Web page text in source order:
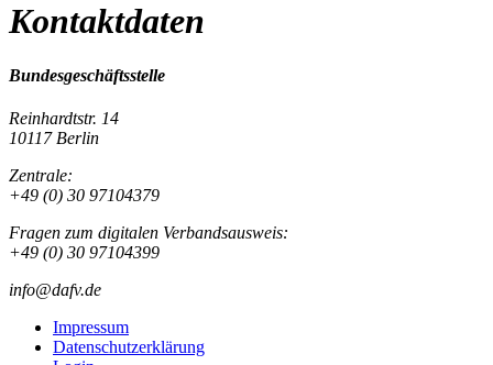
Kontaktdaten
Bundesgeschäftsstelle
Reinhardtstr. 14
10117 Berlin
Zentrale:
+49 (0) 30 97104379
Fragen zum digitalen Verbandsausweis:
+49 (0) 30 97104399
info@dafv.de
Impressum
Datenschutzerklärung